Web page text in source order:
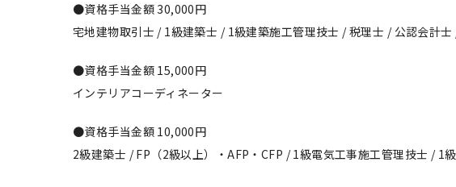
●資格手当金額 30,000円
宅地建物取引士 / 1級建築士 / 1級建築施工管理技士 / 税理士 / 公認会計士
●資格手当金額 15,000円
インテリアコーディネーター
●資格手当金額 10,000円
2級建築士 / FP（2級以上）・AFP・CFP / 1級電気工事施工管理技士 / 1